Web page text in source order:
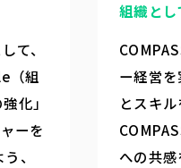
て、
（組
化」
ーを
、
組織と
ー経営
とスキル
への共